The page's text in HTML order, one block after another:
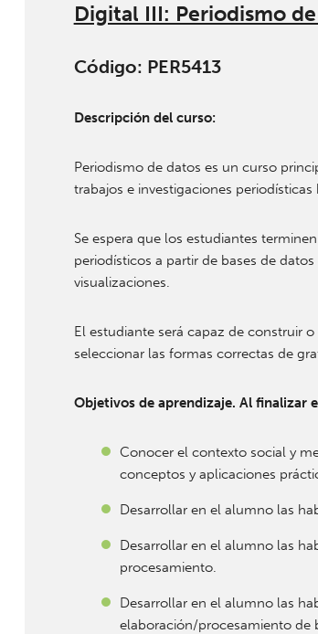
Digital III: Periodismo
Código: PER5413
Descripción del curso:
Periodismo de datos es un curso
trabajos e investigaciones
Se espera que los estudiantes
periodísticos a partir de bases de
visualizaciones.
El estudiante será capaz de construir
seleccionar las formas correctas de
Objetivos de aprendizaje. Al finalizar
Conocer el contexto social y
conceptos y aplicaciones
Desarrollar en el alumno las
Desarrollar en el alumno las
procesamiento.
Desarrollar en el alumno las
elaboración/procesamiento de